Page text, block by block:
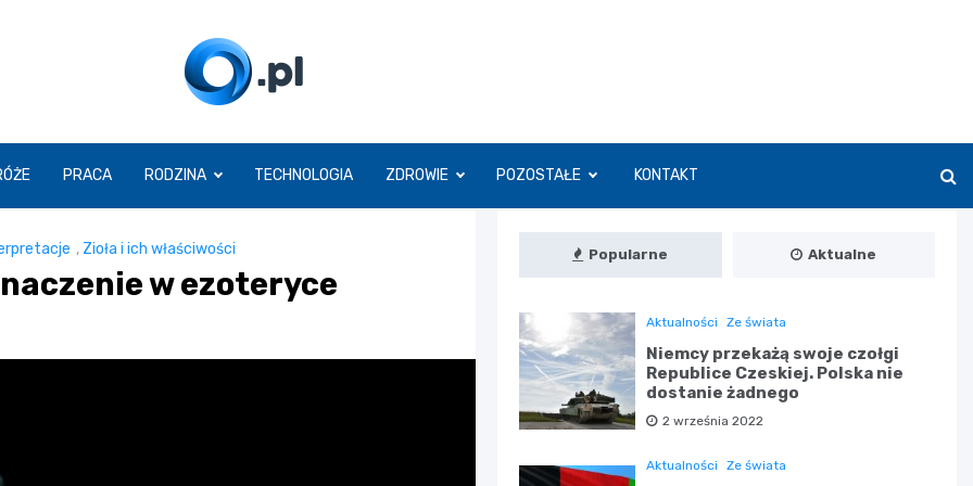
O.pl
PRACA RODZINA TECHNOLOGIA ZDROWIE POZOSTAŁE KONTAKT
, Zioła i ich właściwości
w ezoteryce
Popularne Aktualne
Aktualności Ze świata
Niemcy przekażą swoje czołgi
Republice Czeskiej. Polska nie
dostanie żadnego
2 września 2022
Aktualności Ze świata